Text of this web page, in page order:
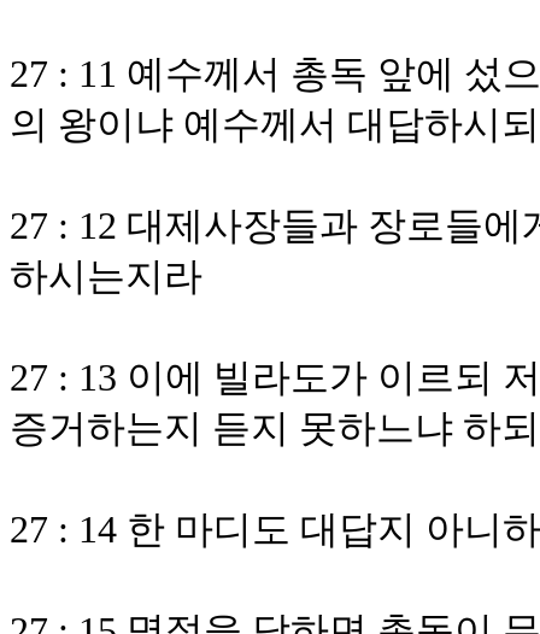
27 : 11 예수께서 총독 앞에 섰
의 왕이냐 예수께서 대답하시
27 : 12 대제사장들과 장로들
하시는지라
27 : 13 이에 빌라도가 이르되
증거하는지 듣지 못하느냐 하되
27 : 14 한 마디도 대답지 아니